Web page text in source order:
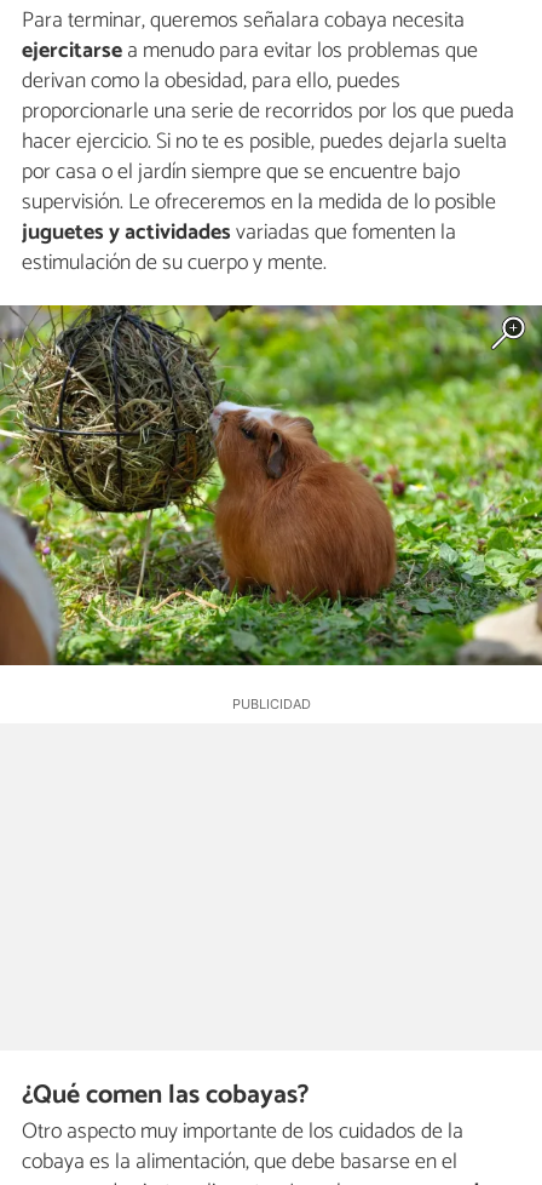
Para terminar, queremos señalara cobaya necesita
ejercitarsea menudo para evitar los problemas que
derivan como la obesidad, para ello, puedes
proporcionarle una serie de recorridos por los que pueda
hacer ejercicio. Si no te es posible, puedes dejarla suelta
por casa o el jardín siempre que se encuentre bajo
supervisión. Le ofreceremos en la medida de lo posible
juguetes y actividadesvariadas que fomenten la
estimulación de su cuerpo y mente.
¿Qué comen las cobayas?
Otro aspecto muy importante de los cuidados de la
cobaya es la alimentación, que debe basarse en el